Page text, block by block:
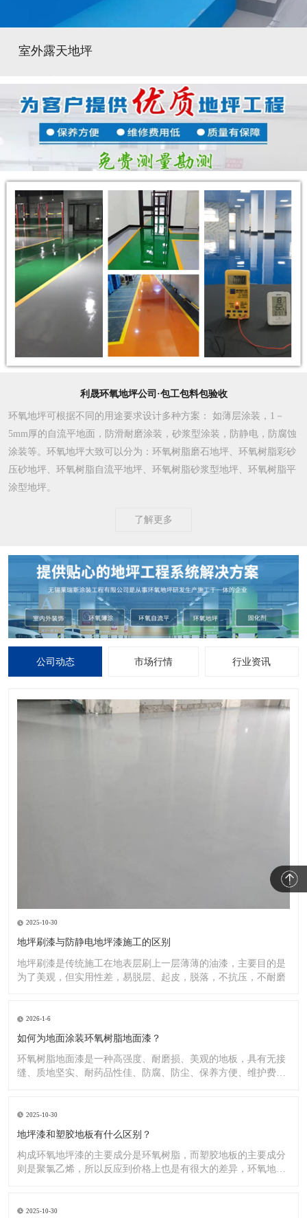
室外露天地坪
利晟环氧地坪公司·包工包料包验收
环氧地坪可根据不同的用途要求设计多种方案 ： 如薄层涂装，1－
5mm厚的自流平地面，防滑耐磨涂装，砂浆型涂装，防静电，防腐蚀
涂装等。环氧地坪大致可以分为：环氧树脂磨石地坪、环氧树脂彩砂
压砂地坪、环氧树脂自流平地坪、环氧树脂砂浆型地坪、环氧树脂平
涂型地坪。
了解更多
公司动态 市场行情 行业资讯
2025-10-30
地坪刷漆与防静电地坪漆施工的区别
地坪刷漆是传统施工在地表层刷上一层薄薄的油漆，主要目的是
为了美观，但实用性差，易脱层、起皮，脱落，不抗压，不耐磨
2026-1-6
如何为地面涂装环氧树脂地面漆？
环氧树脂地面漆是一种高强度、耐磨损、美观的地板，具有无接
缝、质地坚实、耐药品性佳、防腐、防尘、保养方便、维护费用
2025-10-30
地坪漆和塑胶地板有什么区别？
构成环氧地坪漆的主要成分是环氧树脂，而塑胶地板的主要成分
则是聚氯乙烯，所以反应到价格上也是有很大的差异，环氧地坪
2025-10-30